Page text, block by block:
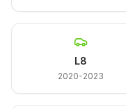
L8
2020-2023